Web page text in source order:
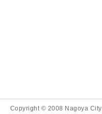
Copyright © 2008 Nagoya